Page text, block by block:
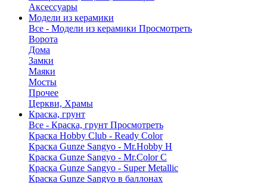
Аксессуары
Модели из керамики
Все - Модели из керамики Просмотреть
Ворота
Дома
Замки
Маяки
Мосты
Прочее
Церкви, Храмы
Краска, грунт
Все - Краска, грунт Просмотреть
Краска Hobby Club - Ready Color
Краска Gunze Sangyo - Mr.Hobby H
Краска Gunze Sangyo - Mr.Color C
Краска Gunze Sangyo - Super Metallic
Краска Gunze Sangyo в баллонах